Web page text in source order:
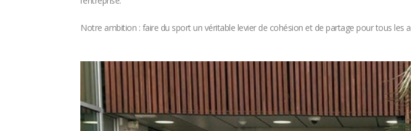
Notre ambition : faire du sport un véritable levier de cohésion et de partage pour tous les